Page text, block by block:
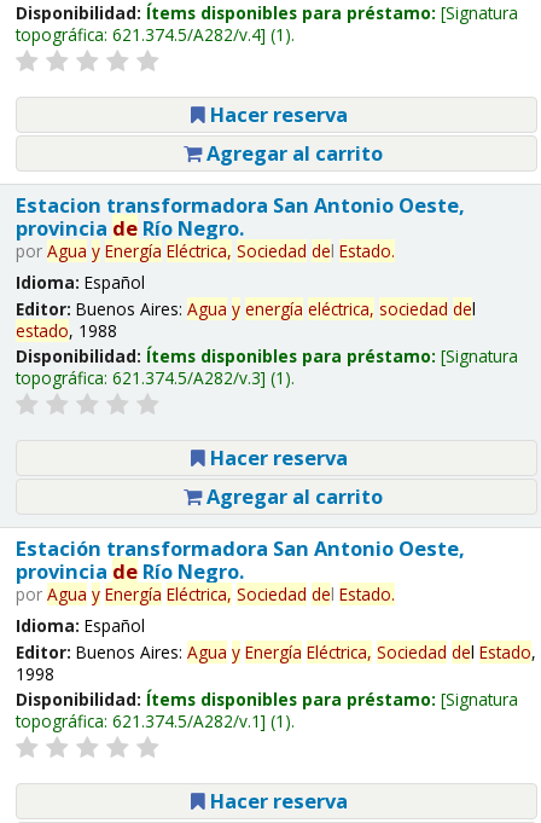
Disponibilidad: Ítems disponibles para préstamo: Signatura
topográfica: 621.374.5/A282/v.4 (1).
Hacer reserva
Agregar al carrito
Estacion transformadora San Antonio Oeste,
provincia deRío Negro.
por Agua y Energía Eléctrica, Sociedad del Estado.
Idioma: Español
Editor: Buenos Aires: Agua y energía eléctrica, sociedad del
estado, 1988
Disponibilidad: Ítems disponibles para préstamo: Signatura
topográfica: 621.374.5/A282/v.3 (1).
Hacer reserva
Agregar al carrito
Estación transformadora San Antonio Oeste,
provincia deRío Negro.
por Agua y Energía Eléctrica, Sociedad del Estado.
Idioma: Español
Editor: Buenos Aires: Agua y Energía Eléctrica, Sociedad del Estado,
1998
Disponibilidad: Ítems disponibles para préstamo: Signatura
topográfica: 621.374.5/A282/v.1 (1).
Hacer reserva